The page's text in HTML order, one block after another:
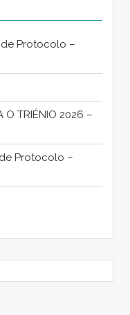
de Protocolo –
O TRIÉNIO 2026 –
Protocolo –